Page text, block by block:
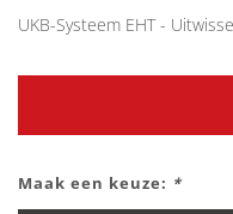
UKB-Systeem EHT -
Maak een keuze: *